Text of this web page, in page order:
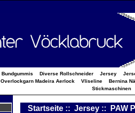
Bundgummis Diverse Rollschneider Jersey
Overlockgarn Madeira Aerlock Vliseline
Bernina
Stickmaschinen
Startseite :: Jersey :: PAW